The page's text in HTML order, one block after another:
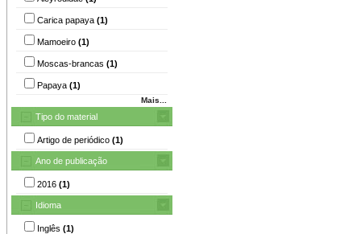
Carica papaya (1)
Mamoeiro (1)
Moscas-brancas (1)
Papaya (1)
Mais...
Tipo do material
Artigo de periódico (1)
Ano de publicação
2016 (1)
Idioma
Inglês (1)